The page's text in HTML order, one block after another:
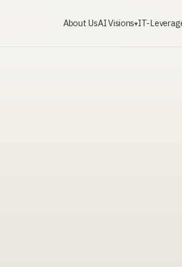
About UsAI Visions▾IT-